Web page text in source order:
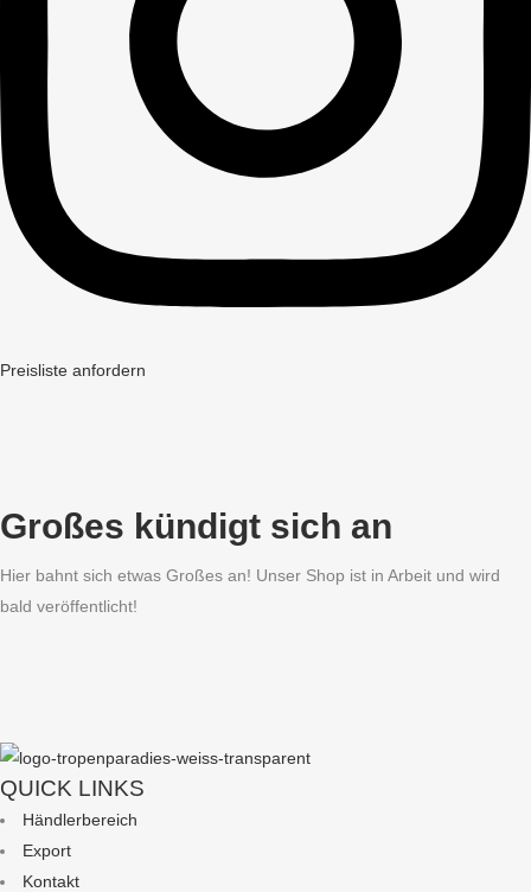
Preisliste anfordern
Großes kündigt sich an
Hier bahnt sich etwas Großes an! Unser Shop ist in Arbeit und wird
bald veröffentlicht!
QUICK LINKS
Händlerbereich
Export
Kontakt